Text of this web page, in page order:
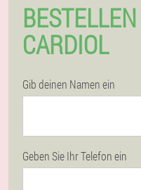
CARDIOL
Gib deinen Namen ein
Geben Sie Ihr Telefon ein